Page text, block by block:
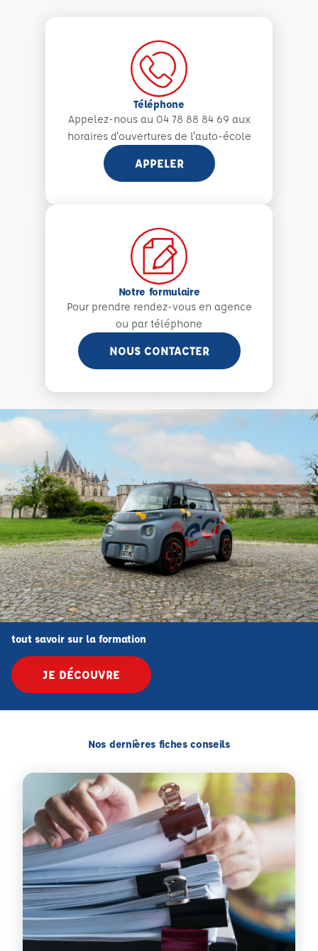
Téléphone
Appelez-nous au 04 78 88 84 69 aux
horaires d'ouvertures de l'auto-école
APPELER
Notre formulaire
Pour prendre rendez-vous en agence
ou par téléphone
NOUS CONTACTER
tout savoir sur la formation
JE DÉCOUVRE
Nos dernières fiches conseils